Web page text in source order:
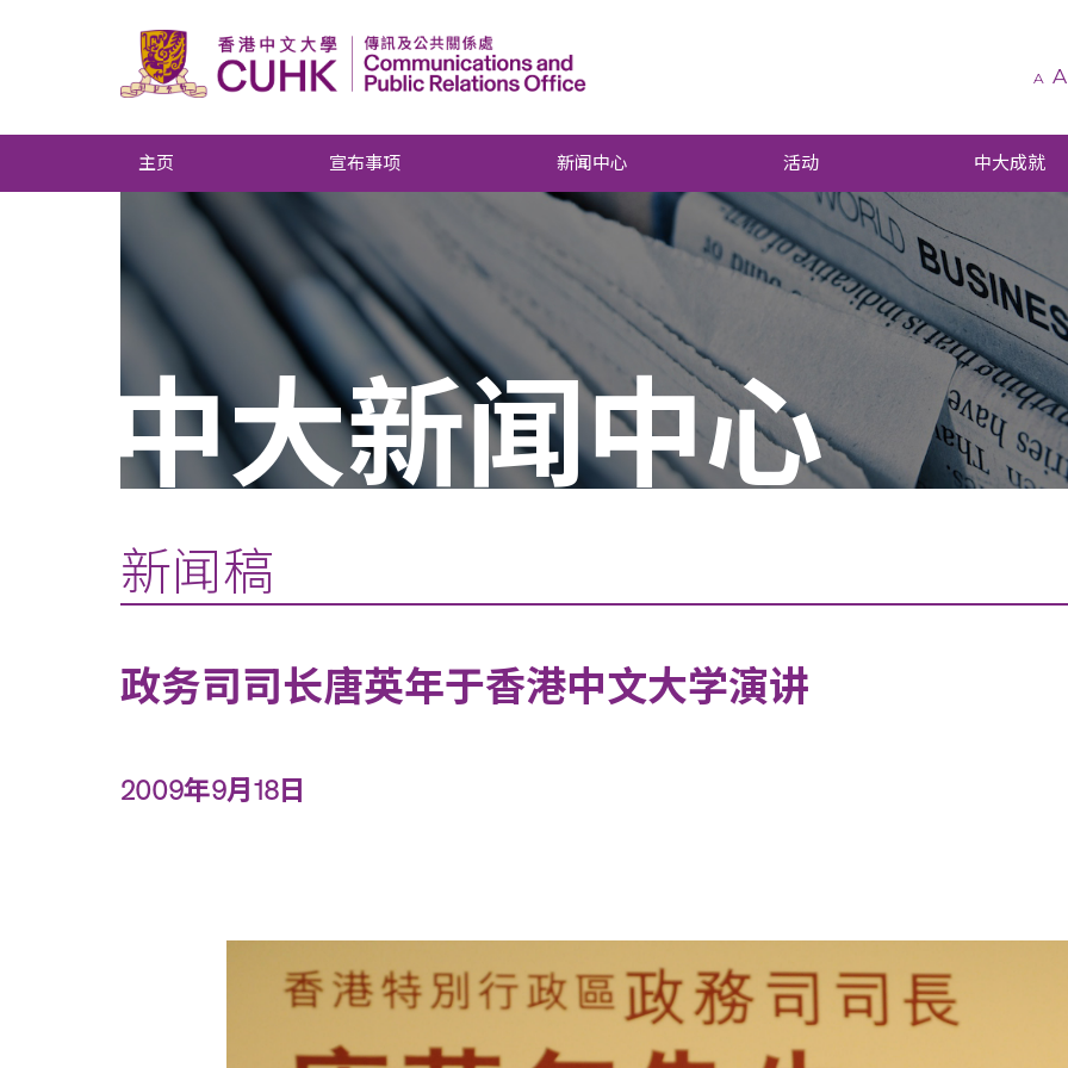
A A
主页 宣布事项 新闻中心 活动 中大成就
中大新闻中心
新闻稿
政务司司长唐英年于香港中文大学演讲
2009年9月18日